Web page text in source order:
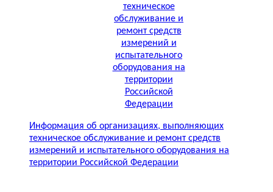
Информация об организациях, выполняющих
техническое обслуживание и ремонт средств
измерений и испытательного оборудования на
территории Российской Федерации